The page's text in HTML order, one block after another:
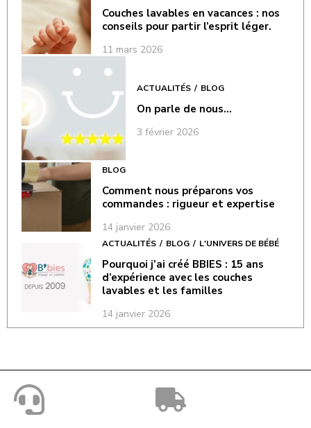
Couches lavables en vacances : nos
conseils pour partir l’esprit léger.
11 mars 2026
ACTUALITÉS BLOG
On parle de nous…
3 février 2026
BLOG
Comment nous préparons vos
commandes : rigueur et expertise
14 janvier 2026
ACTUALITÉS BLOG L'UNIVERS DE BÉBÉ
Pourquoi j’ai créé BBIES : 15 ans
d’expérience avec les couches
lavables et les familles
14 janvier 2026